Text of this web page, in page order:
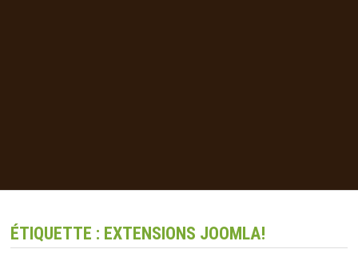
ÉTIQUETTE : EXTENSIONS JOOMLA!